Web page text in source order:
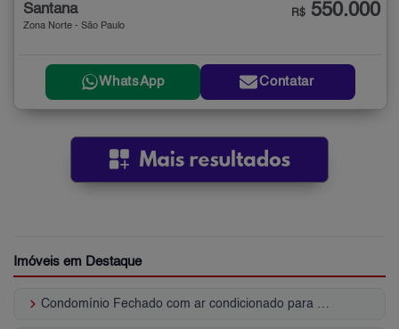
Santana
Zona Norte - São Paulo
R$ 550.000
WhatsApp Contatar
Imóveis em Destaque
keyboard_arrow_right